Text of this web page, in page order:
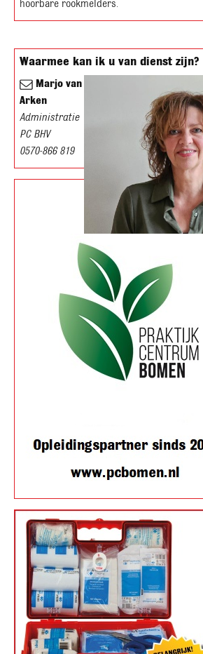
hoorbare rookmelders.
Waarmee kan ik u van dienst zijn?
Marjo van
Arken
Administratie
PC BHV
0570-866 819